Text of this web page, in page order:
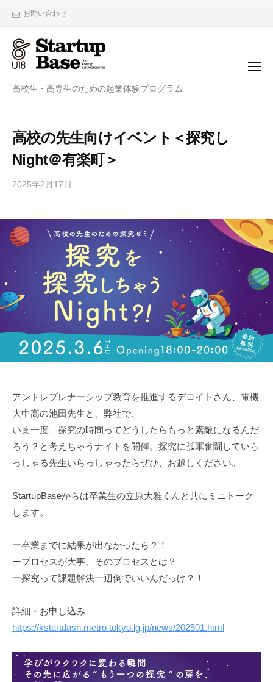
お問い合わせ
高校生・高専生のための起業体験プログラム
メ
高校の先生向けイベント＜探究し
Night＠有楽町＞
2025年2月17日
アントレプレナーシップ教育を推進するデロイトさん、電機
大中高の池田先生と、弊社で、
いま一度、探究の時間ってどうしたらもっと素敵になるんだ
ろう？と考えちゃうナイトを開催。探究に孤軍奮闘していら
っしゃる先生いらっしゃったらぜひ、お越しください。
StartupBaseからは卒業生の立原大雅くんと共にミニトーク
します。
ー卒業までに結果が出なかったら？！
ープロセスが大事。そのプロセスとは？
ー探究って課題解決一辺倒でいいんだっけ？！
詳細・お申し込み
https://kstartdash.metro.tokyo.lg.jp/news/202501.html